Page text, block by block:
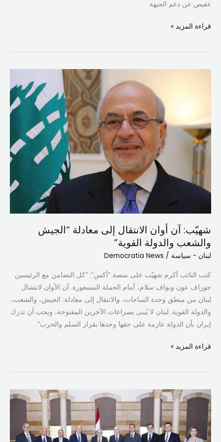
عقيص عن دعم الجبهة
قراءة المزيد »
شهيّب: آن أوان الانتقال إلى معادلة “الجيش
والشعب والدولة القوية”
لبنان - سياسة /
Democratia News
كتب النائب أكرم شهيّب على منصة “أكس”: “كل التضامن مع الرئيسين
جوزاف عون ونواف سلام، أمام الحملة المسعورة. آن الأوان لانتشال
لبنان من منطق وحدة الساحات، والانتقال إلى معادلة: الجيش، والشعب،
والدولة القوية. لبنان لا يُبنى بصراعات الآخرين المفتوحة، ويجب أن تدرك
إيران بأن الدولة عازمة على حقها وحدها بقرار السلم والحرب”.
إلى
معادلة
“الجيش
والدولة
القوية”
قراءة المزيد »
سلام:
لا
تراجع
عن